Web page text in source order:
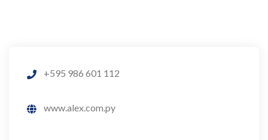
+595 986 601 112
www.alex.com.py